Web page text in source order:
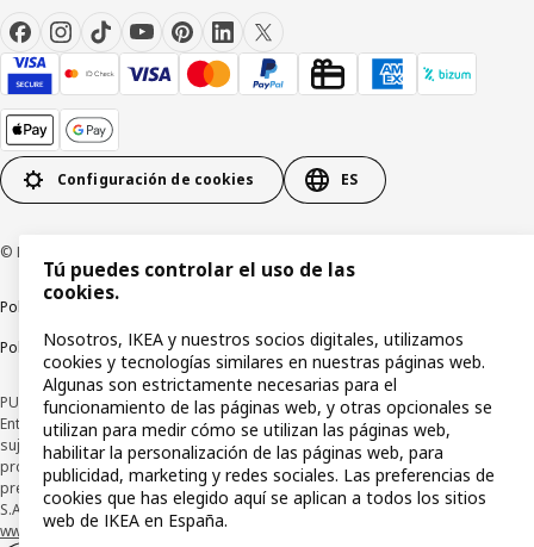
Configuración de cookies ES
© Inter IKEA Systems B.V 1999-2026
Política de privacidad
Política de divulgación responsable
PUBLICIDAD: *Financiación a través de la tarjeta IKEA VISA emitida por la
Entidad de Pago híbrida CaixaBank Payments & Consumer, E.F.C., E.P., S.A.U., y
sujeta a su organización. La entidad ha escogido como sistema de
protección de los fondos recibidos de usuarios de servicios de pago que
presta su depósito en una cuenta bancaria separada abierta en CaixaBank,
S.A. Conoce más acerca de las formas de pago de tu tarjeta aquí:
www.caixabankpc.com/es/productos
Tú puedes controlar el uso de las
cookies.
Nosotros, IKEA y nuestros socios digitales, utilizamos
cookies y tecnologías similares en nuestras páginas web.
Algunas son estrictamente necesarias para el
funcionamiento de las páginas web, y otras opcionales se
utilizan para medir cómo se utilizan las páginas web,
habilitar la personalización de las páginas web, para
publicidad, marketing y redes sociales. Las preferencias de
cookies que has elegido aquí se aplican a todos los sitios
web de IKEA en España.